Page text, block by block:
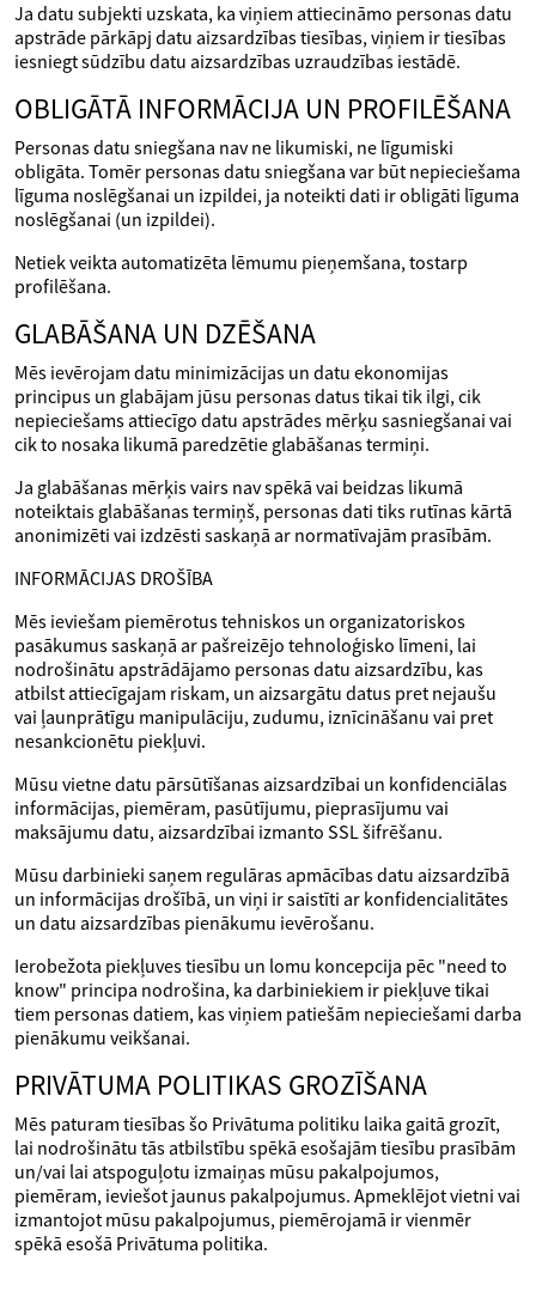
Ja datu subjekti uzskata, ka viņiem attiecināmo personas datu
apstrāde pārkāpj datu aizsardzības tiesības, viņiem ir tiesības
iesniegt sūdzību datu aizsardzības uzraudzības iestādē.
OBLIGĀTĀ INFORMĀCIJA UN PROFILĒŠANA
Personas datu sniegšana nav ne likumiski, ne līgumiski
obligāta. Tomēr personas datu sniegšana var būt nepieciešama
līguma noslēgšanai un izpildei, ja noteikti dati ir obligāti līguma
noslēgšanai (un izpildei).
Netiek veikta automatizēta lēmumu pieņemšana, tostarp
profilēšana.
GLABĀŠANA UN DZĒŠANA
Mēs ievērojam datu minimizācijas un datu ekonomijas
principus un glabājam jūsu personas datus tikai tik ilgi, cik
nepieciešams attiecīgo datu apstrādes mērķu sasniegšanai vai
cik to nosaka likumā paredzētie glabāšanas termiņi.
Ja glabāšanas mērķis vairs nav spēkā vai beidzas likumā
noteiktais glabāšanas termiņš, personas dati tiks rutīnas kārtā
anonimizēti vai izdzēsti saskaņā ar normatīvajām prasībām.
INFORMĀCIJAS DROŠĪBA
Mēs ieviešam piemērotus tehniskos un organizatoriskos
pasākumus saskaņā ar pašreizējo tehnoloģisko līmeni, lai
nodrošinātu apstrādājamo personas datu aizsardzību, kas
atbilst attiecīgajam riskam, un aizsargātu datus pret nejaušu
vai ļaunprātīgu manipulāciju, zudumu, iznīcināšanu vai pret
nesankcionētu piekļuvi.
Mūsu vietne datu pārsūtīšanas aizsardzībai un konfidenciālas
informācijas, piemēram, pasūtījumu, pieprasījumu vai
maksājumu datu, aizsardzībai izmanto SSL šifrēšanu.
Mūsu darbinieki saņem regulāras apmācības datu aizsardzībā
un informācijas drošībā, un viņi ir saistīti ar konfidencialitātes
un datu aizsardzības pienākumu ievērošanu.
Ierobežota piekļuves tiesību un lomu koncepcija pēc "need to
know" principa nodrošina, ka darbiniekiem ir piekļuve tikai
tiem personas datiem, kas viņiem patiešām nepieciešami darba
pienākumu veikšanai.
PRIVĀTUMA POLITIKAS GROZĪŠANA
Mēs paturam tiesības šo Privātuma politiku laika gaitā grozīt,
lai nodrošinātu tās atbilstību spēkā esošajām tiesību prasībām
un/vai lai atspoguļotu izmaiņas mūsu pakalpojumos,
piemēram, ieviešot jaunus pakalpojumus. Apmeklējot vietni vai
izmantojot mūsu pakalpojumus, piemērojamā ir vienmēr
spēkā esošā Privātuma politika.